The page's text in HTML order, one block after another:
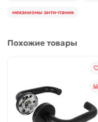
механизмы анти-паник
Похожие товары